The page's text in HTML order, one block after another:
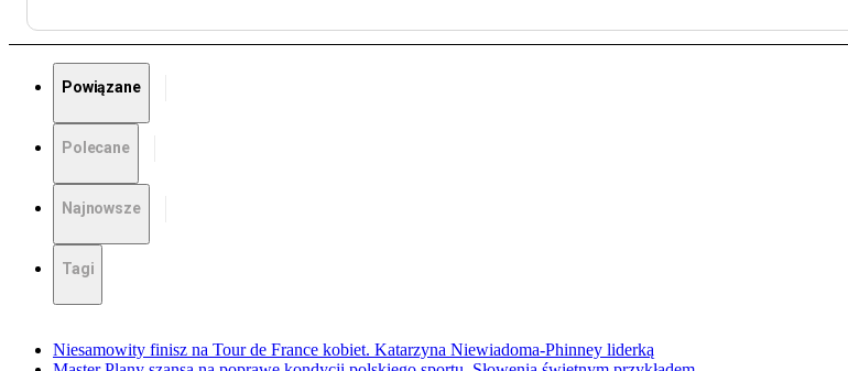
Powiązane
Polecane
Najnowsze
Tagi
Niesamowity finisz na Tour de France kobiet. Katarzyna Niewiadoma-Phinney liderką